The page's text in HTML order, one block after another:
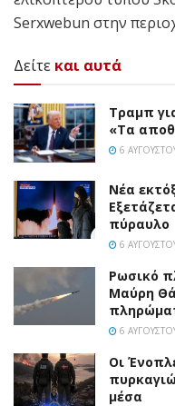
Serxwebun στην
Δείτε και αυτά
Τραμπ
«Τα
6
Νέα
πύραυλο
6
Ρωσικό
Μαύρη
6
Οι
μέσα